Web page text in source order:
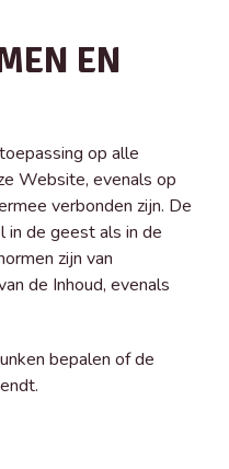
EN
op alle
Website, evenals op
verbonden zijn. De
in de geest als in de
zijn van
de Inhoud, evenals
bepalen of de